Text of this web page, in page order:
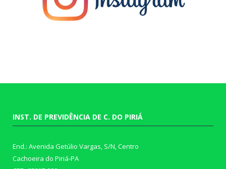
INST. DE PREVIDÊNCIA DE C. DO PIRIÁ
End.: Avenida Getúlio Vargas, S/N, Centro
Cachoeira do Piriá-PA